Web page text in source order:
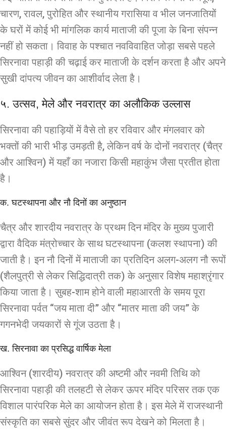
चारण, रावल, पुरोहित और स्थानीय गरासिया व भील जनजातियों
के घरों में कोई भी मांगलिक कार्य माताजी की पूजा के बिना संपन्न
नहीं हो सकता। विवाह के पश्चात नवविवाहित जोड़ा सबसे पहले
सिरनावा पहाड़ी की चढ़ाई कर माताजी के दर्शन करता है और अपने
सुखी दांपत्य जीवन का आशीर्वाद लेता है।
५. उत्सव, मेले और नवरात्र का अलौकिक उल्लास
सिरनावा की पहाड़ियों में वैसे तो हर रविवार और मंगलवार को
भक्तों की भारी भीड़ उमड़ती है, लेकिन वर्ष के दोनों नवरात्र (चैत्र
और आश्विन) में यहाँ का नजारा किसी महाकुंभ जैसा प्रतीत होता
है।
क. घटस्थापना और नौ दिनों का अनुष्ठान
चैत्र और शारदीय नवरात्र के प्रथम दिन मंदिर के मुख्य पुजारी
द्वारा वैदिक मंत्रोच्चार के साथ घटस्थापना (कलश स्थापना) की
जाती है। इन नौ दिनों में माताजी का प्रतिदिन अलग-अलग नौ रूपों
(शैलपुत्री से लेकर सिद्धिदात्री तक) के अनुसार विशेष महाश्रृंगार
किया जाता है। सुबह-शाम होने वाली महाआरती के समय पूरा
सिरनावा पर्वत “जय माता दी” और “मातर माता की जय” के
गगनभेदी जयकारों से गूंज उठता है।
ख. सिरनावा का प्रसिद्ध वार्षिक मेला
आश्विन (शारदीय) नवरात्र की अष्टमी और नवमी तिथि को
सिरनावा पहाड़ी की तलहटी से लेकर ऊपर मंदिर परिसर तक एक
विशाल पारंपरिक मेले का आयोजन होता है। इस मेले में राजस्थानी
संस्कृति का सबसे सुंदर और जीवंत रूप देखने को मिलता है।